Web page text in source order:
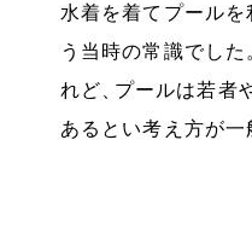
水着を着てプール
う当時の常識でした
れど 、プールは若者
あるとい考え方が